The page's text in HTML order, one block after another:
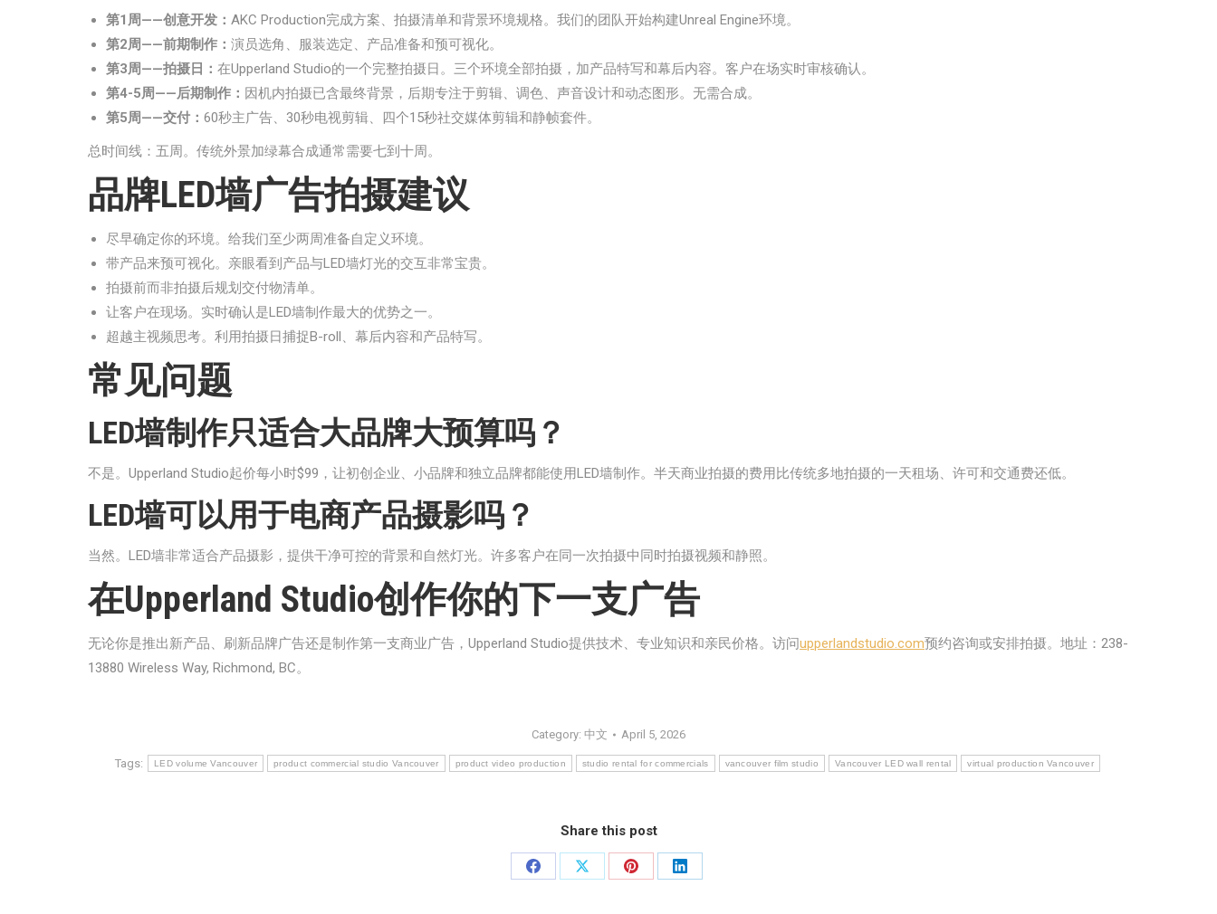
第1周——创意开发： AKC Production完成方案、拍摄清单和背景环境规格。我们的团队开始构建Unreal Engine环境。
第2周——前期制作： 演员选角、服装选定、产品准备和预可视化。
第3周——拍摄日： 在Upperland Studio的一个完整拍摄日。三个环境全部拍摄，加产品特写和幕后内容。客户在场实时审核确认。
第4-5周——后期制作： 因机内拍摄已含最终背景，后期专注于剪辑、调色、声音设计和动态图形。无需合成。
第5周——交付： 60秒主广告、30秒电视剪辑、四个15秒社交媒体剪辑和静帧套件。
总时间线：五周。传统外景加绿幕合成通常需要七到十周。
品牌LED墙广告拍摄建议
尽早确定你的环境。给我们至少两周准备自定义环境。
带产品来预可视化。亲眼看到产品与LED墙灯光的交互非常宝贵。
拍摄前而非拍摄后规划交付物清单。
让客户在现场。实时确认是LED墙制作最大的优势之一。
超越主视频思考。利用拍摄日捕捉B-roll、幕后内容和产品特写。
常见问题
LED墙制作只适合大品牌大预算吗？
不是。Upperland Studio起价每小时$99，让初创企业、小品牌和独立品牌都能使用LED墙制作。半天商业拍摄的费用比传统多地拍摄的一天租场、许可和交通费还低。
LED墙可以用于电商产品摄影吗？
当然。LED墙非常适合产品摄影，提供干净可控的背景和自然灯光。许多客户在同一次拍摄中同时拍摄视频和静照。
在Upperland Studio创作你的下一支广告
无论你是推出新产品、刷新品牌广告还是制作第一支商业广告，Upperland Studio提供技术、专业知识和亲民价格。访问upperlandstudio.com预约咨询或安排拍摄。地址：238-
13880 Wireless Way, Richmond, BC。
Category: 中文 April 5, 2026
Tags: LED volume Vancouver product commercial studio Vancouver product video production studio rental for commercials vancouver film studio Vancouver LED wall rental virtual production Vancouver
Share this post
Share
Share
Share
Share